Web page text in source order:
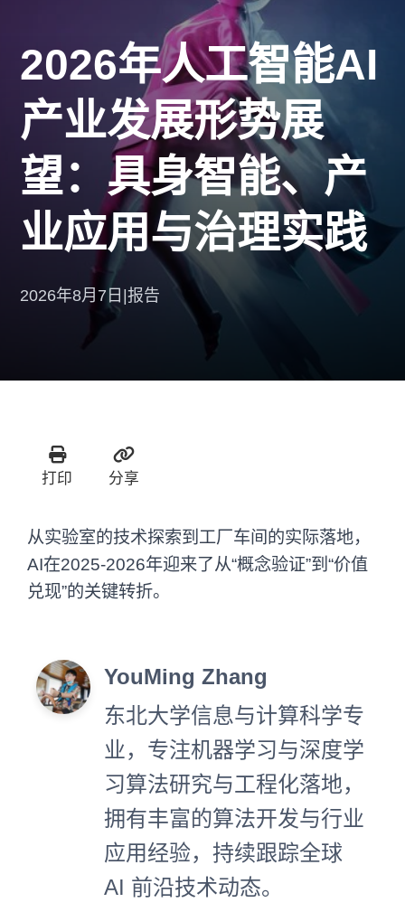
2026年人工智能AI
产业发展形势展
望：具身智能、产
业应用与治理实践
2026年8月7日 |报告
打印 分享
从实验室的技术探索到工厂车间的实际落地，
AI在2025-2026年迎来了从“概念验证”到“价值
兑现”的关键转折。
YouMing Zhang
东北大学信息与计算科学专
业，专注机器学习与深度学
习算法研究与工程化落地，
拥有丰富的算法开发与行业
应用经验，持续跟踪全球
AI 前沿技术动态。